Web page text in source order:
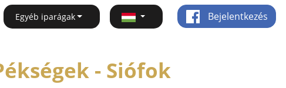
Egyéb iparágak Bejelentkezés
- Siófok